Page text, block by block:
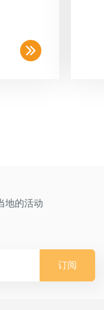
地的活动
订阅